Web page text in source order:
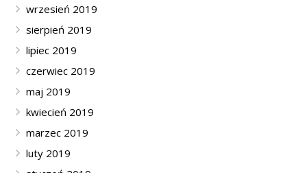
wrzesień 2019
sierpień 2019
lipiec 2019
czerwiec 2019
maj 2019
kwiecień 2019
marzec 2019
luty 2019